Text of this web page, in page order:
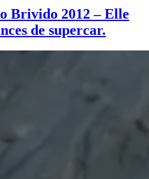
Brivido 2012 – Elle
de supercar.